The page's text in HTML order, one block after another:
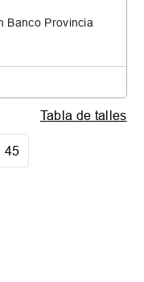
Banco Provincia
45
Tabla de talles